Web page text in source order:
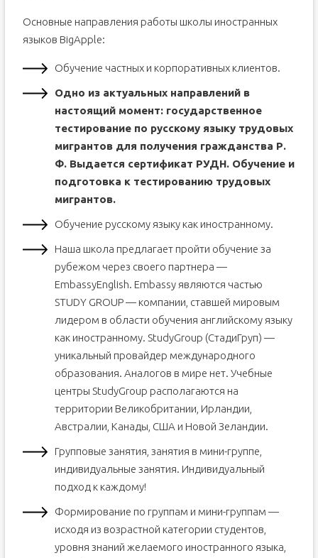
Основные направления работы школы иностранных
языков BigApple:
Обучение частных и корпоративных клиентов.
Одно из актуальных направлений в
настоящий момент: государственное
тестирование по русскому языку трудовых
мигрантов для получения гражданства Р.
Ф. Выдается сертификат РУДН. Обучение и
подготовка к тестированию трудовых
мигрантов.
Обучение русскому языку как иностранному.
Наша школа предлагает пройти обучение за
рубежом через своего партнера —
EmbassyEnglish. Embassy являются частью
STUDY GROUP — компании, ставшей мировым
лидером в области обучения английскому языку
как иностранному. StudyGroup (СтадиГруп) —
уникальный провайдер международного
образования. Аналогов в мире нет. Учебные
центры StudyGroup располагаются на
территории Великобритании, Ирландии,
Австралии, Канады, США и Новой Зеландии.
Групповые занятия, занятия в мини-группе,
индивидуальные занятия. Индивидуальный
подход к каждому!
Формирование по группам и мини-группам —
исходя из возрастной категории студентов,
уровня знаний желаемого иностранного языка,